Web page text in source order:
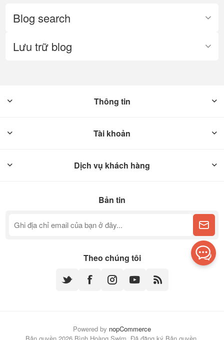
Blog search
Lưu trữ blog
Thông tin
Tài khoản
Dịch vụ khách hàng
Bản tin
Theo chúng tôi
Powered by nopCommerce
Bản quyền 2026 Bình Hoàng Swim. Đã đăng ký Bản quyền.